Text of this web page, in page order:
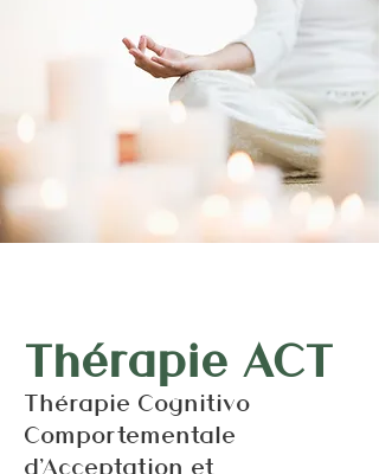
Thérapie ACT
Thérapie Cognitivo
Comportementale
d'Acceptation et